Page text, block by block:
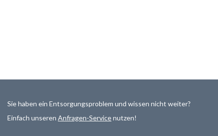
Sie haben ein Entsorgungsproblem und wissen nicht weiter?
Einfach unseren Anfragen-Servicenutzen!